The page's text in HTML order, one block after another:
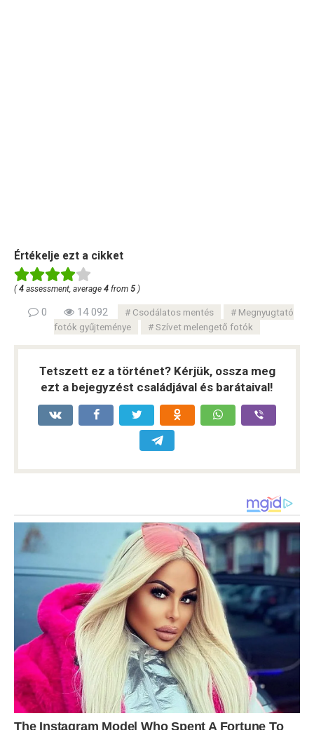
Értékelje ezt a cikket
( 4 assessment, average 4 from 5 )
0 14 092 Csodálatos mentés
Megnyugtató
fotók gyűjteménye
Szívet melengető fotók
Tetszett ez a történet? Kérjük, ossza meg
ezt a bejegyzést családjával és barátaival!